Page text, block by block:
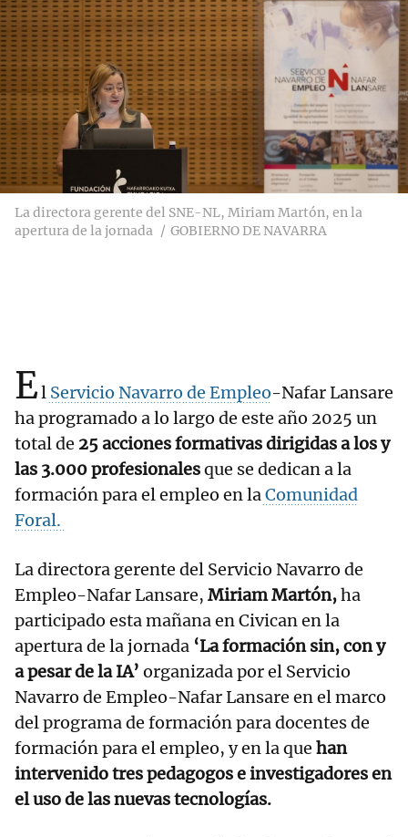
La directora gerente del SNE-NL, Miriam Martón, en la
apertura de la jornada
GOBIERNO DE NAVARRA
El Servicio Navarro de Empleo-Nafar Lansare
ha programado a lo largo de este año 2025 un
total de 25 acciones formativas dirigidas a los y
las 3.000 profesionalesque se dedican a la
formación para el empleo en laComunidad
Foral.
La directora gerente del Servicio Navarro de
Empleo-Nafar Lansare, Miriam Martón,ha
participado esta mañana en Civican en la
apertura de la jornada ‘La formación sin, con y
a pesar de la IA’ organizada por el Servicio
Navarro de Empleo-Nafar Lansare en el marco
del programa de formación para docentes de
formación para el empleo, y en la que han
intervenido tres pedagogos e investigadores en
el uso de las nuevas tecnologías.